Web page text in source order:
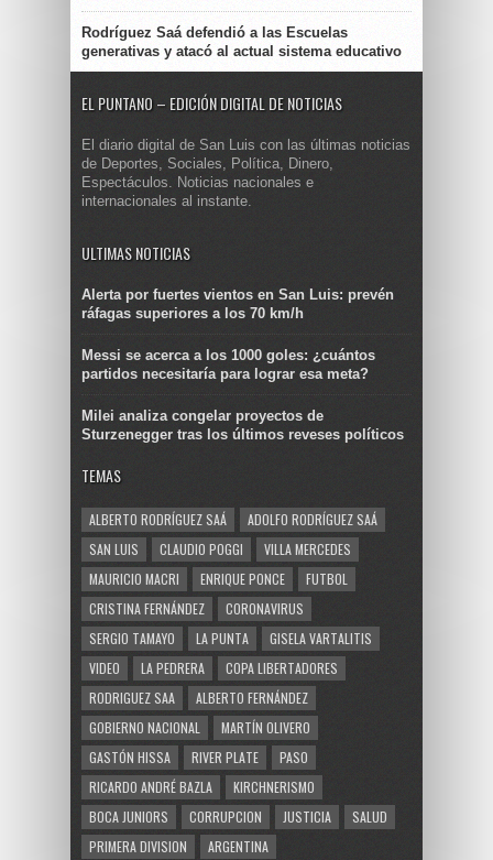
Rodríguez Saá defendió a las Escuelas
generativas y atacó al actual sistema educativo
EL PUNTANO – EDICIÓN DIGITAL DE NOTICIAS
El diario digital de San Luis con las últimas noticias
de Deportes, Sociales, Política, Dinero,
Espectáculos. Noticias nacionales e
internacionales al instante.
ULTIMAS NOTICIAS
Alerta por fuertes vientos en San Luis: prevén
ráfagas superiores a los 70 km/h
Messi se acerca a los 1000 goles: ¿cuántos
partidos necesitaría para lograr esa meta?
Milei analiza congelar proyectos de
Sturzenegger tras los últimos reveses políticos
TEMAS
ALBERTO RODRÍGUEZ SAÁ
ADOLFO RODRÍGUEZ SAÁ
SAN LUIS
CLAUDIO POGGI
VILLA MERCEDES
MAURICIO MACRI
ENRIQUE PONCE
FUTBOL
CRISTINA FERNÁNDEZ
CORONAVIRUS
SERGIO TAMAYO
LA PUNTA
GISELA VARTALITIS
VIDEO
LA PEDRERA
COPA LIBERTADORES
RODRIGUEZ SAA
ALBERTO FERNÁNDEZ
GOBIERNO NACIONAL
MARTÍN OLIVERO
GASTÓN HISSA
RIVER PLATE
PASO
RICARDO ANDRÉ BAZLA
KIRCHNERISMO
BOCA JUNIORS
CORRUPCION JUSTICIA
SALUD
PRIMERA DIVISION
ARGENTINA